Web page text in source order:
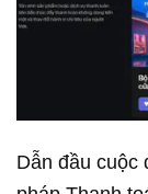
Dẫn đầu cuộc